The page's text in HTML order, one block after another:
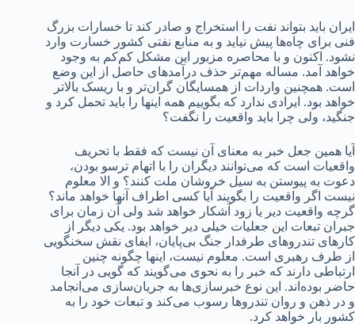
ایران باید بتواند نفت را استخراج و صادر کند تا خسارات بزرگ
فنی برای چاه‌ها پیش نیاید و به منابع نفتی کشور خسارت وارد
نشود. اکنون و با محاصره مزبور این مشکل کم‌کم به وجود
خواهد آمد. مساله مهم‌تر حذف درآمدهای حاصل از این وضع
است. همچنین واردات از همسایگان گران‌تر و با ریسک بالاتر
خواهد بود. ایرادی ندارد که بگوییم همه اینها را باید تحمل کرد و
جنگید، ولی چرا باید واقعیت را نگفت؟
آیا همین جعل خبر به معنای آن نیست که فقط با تحریف
واقعیات است که می‌توانند دیگران را با اتهام ترسو بودن،
دعوت به پیوستن به سیل خروشان ملت کنند؟ و الا معلوم
نیست اگر واقعیت را بگویند آیا کسی اطراف آنها خواهد ماند؟
گرچه واقعیت دیر یا زود آشکار خواهد شد ولی آن زمان برای
جبران تبعات این جعلیات خیلی دیر خواهد بود. یکی دیگر از
کارهای تندروهای طرفدار جنگ بی‌پایان، ایفای نقش سخنگویی
از طرف رهبری است. معلوم نیست، اینها چگونه چنین
ارتباطی دارند که خبر را به نحوی می‌گویند که گویی در آنجا
حاضر بوده‌اند. این نوع خبرسازی‌ها به جریان‌سازی می‌انجامد
و در ذهن و روان تندروها رسوب می‌کند و تبعات خود را به
کشور بار خواهد کرد.